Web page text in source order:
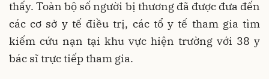
thấy. Toàn bộ số người bị thương đã được đưa đến
các cơ sở y tế điều trị, các tổ y tế tham gia tìm
kiếm cứu nạn tại khu vực hiện trường với 38 y
bác sĩ trực tiếp tham gia.